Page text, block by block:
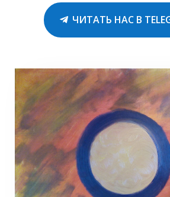
ЧИТАТЬ НАС В